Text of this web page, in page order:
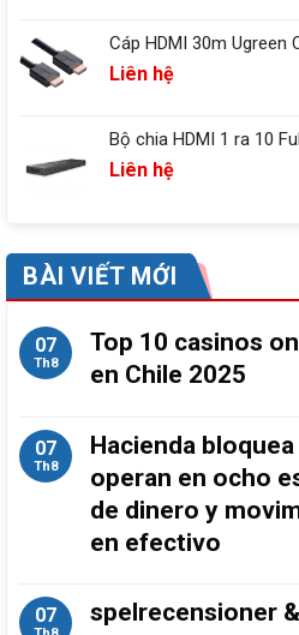
Cáp HDMI 30m Ugreen
Liên hệ
Bộ chia HDMI 1 ra 10
Liên hệ
BÀI VIẾT MỚI
07
Th8
Top 10 casinos
en Chile 2025
07
Th8
Hacienda
operan en ocho
de dinero y
en efectivo
07 spelrecensioner